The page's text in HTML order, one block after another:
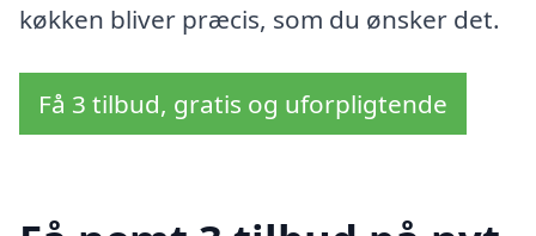
køkken bliver præcis, som du ønsker det.
Få 3 tilbud, gratis og uforpligtende